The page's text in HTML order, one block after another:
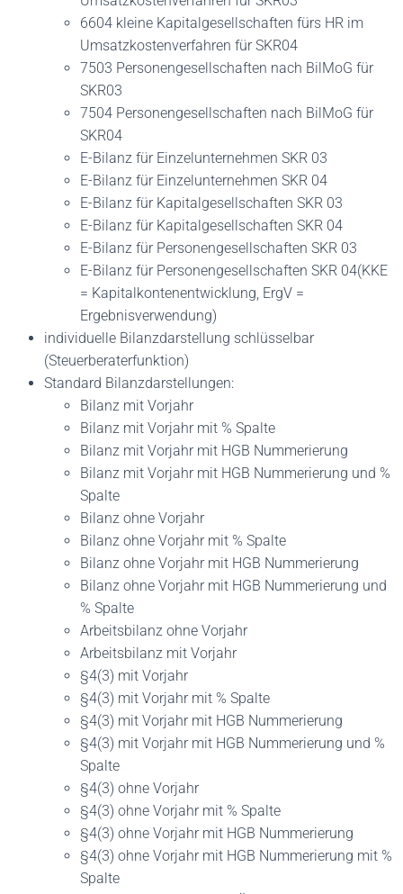
6604 kleine Kapitalgesellschaften fürs HR im
Umsatzkostenverfahren für SKR04
7503 Personengesellschaften nach BilMoG für
SKR03
7504 Personengesellschaften nach BilMoG für
SKR04
E-Bilanz für Einzelunternehmen SKR 03
E-Bilanz für Einzelunternehmen SKR 04
E-Bilanz für Kapitalgesellschaften SKR 03
E-Bilanz für Kapitalgesellschaften SKR 04
E-Bilanz für Personengesellschaften SKR 03
E-Bilanz für Personengesellschaften SKR 04(KKE
= Kapitalkontenentwicklung, ErgV =
Ergebnisverwendung)
individuelle Bilanzdarstellung schlüsselbar
(Steuerberaterfunktion)
Standard Bilanzdarstellungen:
Bilanz mit Vorjahr
Bilanz mit Vorjahr mit % Spalte
Bilanz mit Vorjahr mit HGB Nummerierung
Bilanz mit Vorjahr mit HGB Nummerierung und %
Spalte
Bilanz ohne Vorjahr
Bilanz ohne Vorjahr mit % Spalte
Bilanz ohne Vorjahr mit HGB Nummerierung
Bilanz ohne Vorjahr mit HGB Nummerierung und
% Spalte
Arbeitsbilanz ohne Vorjahr
Arbeitsbilanz mit Vorjahr
§4(3) mit Vorjahr
§4(3) mit Vorjahr mit % Spalte
§4(3) mit Vorjahr mit HGB Nummerierung
§4(3) mit Vorjahr mit HGB Nummerierung und %
Spalte
§4(3) ohne Vorjahr
§4(3) ohne Vorjahr mit % Spalte
§4(3) ohne Vorjahr mit HGB Nummerierung
§4(3) ohne Vorjahr mit HGB Nummerierung mit %
Spalte